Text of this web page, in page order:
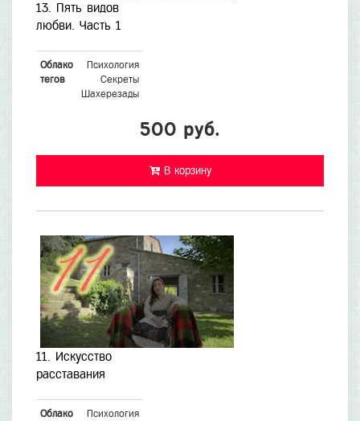
13. Пять видов
любви. Часть 1
Облако
тегов
Психология
Секреты
Шахерезады
500 руб.
В корзину
11. Искусство
расставания
Облако
Психология